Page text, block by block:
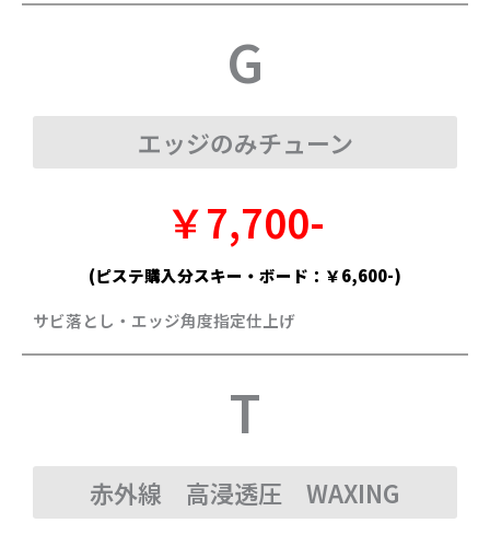
G
エッジのみチューン
￥7,700-
(ピステ購入分スキー・ボード：￥6,600-)
サビ落とし・エッジ角度指定仕上げ
T
赤外線 高浸透圧 WAXING